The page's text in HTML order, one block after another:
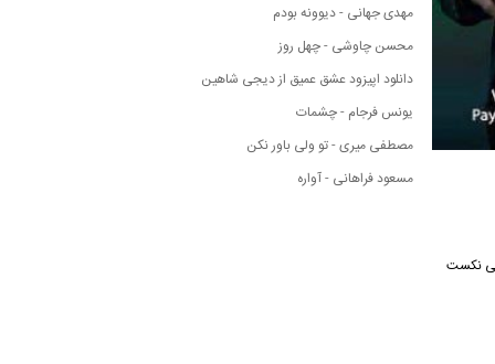
نکست
مهدی جهانی - دیوونه بودم
محسن چاوشی - چهل روز
دانلود اپیزود عشق عمیق از دیجی شاهین
یونس فرجام - چشمات
مصطفی میری - تو ولی باور نکن
مسعود فراهانی - آواره